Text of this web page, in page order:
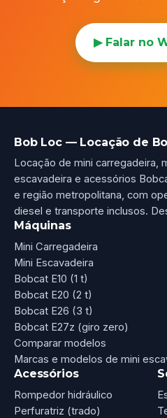
▶ Falar no
Bob Loc — Locação de
Locação de mini carregadeira,
escavadeira e acessórios
e região metropolitana, com
diesel e transporte inclusos.
Máquinas
Mini Carregadeira
Mini Escavadeira
Bobcat E10 (1 t)
Bobcat E20 (2 t)
Bobcat E26 (3 t)
Bobcat E27z (giro zero)
Comparar modelos
Marcas e modelos de mini
Acessórios
Rompedor hidráulico
Perfuratriz (trado)